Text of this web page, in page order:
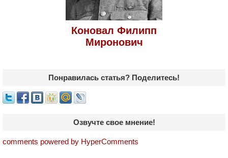
Коновал Филипп
Миронович
Понравилась статья? Поделитесь!
Озвучте свое мнение!
comments powered by HyperComments